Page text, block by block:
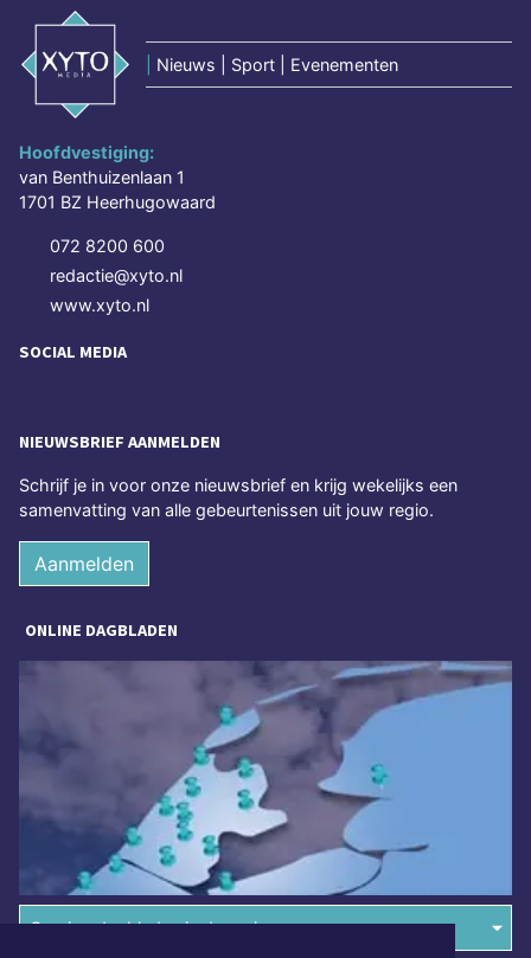
Nieuws | Sport | Evenementen
Hoofdvestiging:
van Benthuizenlaan 1
1701 BZ Heerhugowaard
072 8200 600
redactie@xyto.nl
www.xyto.nl
SOCIAL MEDIA
NIEUWSBRIEF AANMELDEN
Schrijf je in voor onze nieuwsbrief en krijg wekelijks een
samenvatting van alle gebeurtenissen uit jouw regio.
Aanmelden
ONLINE DAGBLADEN
Overige dagbladen in de regio